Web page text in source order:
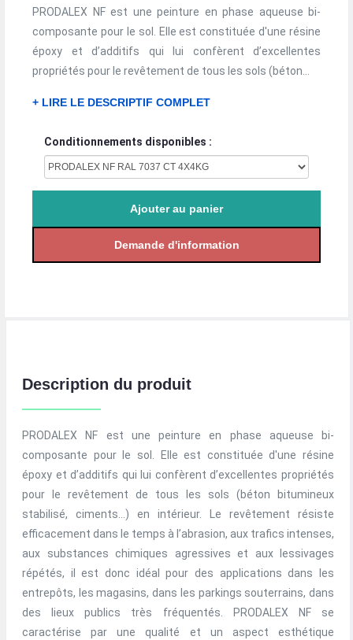
PRODALEX NF est une peinture en phase aqueuse bi-
composante pour le sol. Elle est constituée d'une résine
époxy et d’additifs qui lui confèrent d’excellentes
propriétés pour le revêtement de tous les sols (béton...
+ LIRE LE DESCRIPTIF COMPLET
Conditionnements disponibles :
Description du produit
PRODALEX NF est une peinture en phase aqueuse bi-
composante pour le sol. Elle est constituée d'une résine
époxy et d’additifs qui lui confèrent d’excellentes propriétés
pour le revêtement de tous les sols (béton bitumineux
stabilisé, ciments...) en intérieur. Le revêtement résiste
efficacement dans le temps à l’abrasion, aux trafics intenses,
aux substances chimiques agressives et aux lessivages
répétés, il est donc idéal pour des applications dans les
entrepôts, les magasins, dans les parkings souterrains, dans
des lieux publics très fréquentés. PRODALEX NF se
caractérise par une qualité et un aspect esthétique